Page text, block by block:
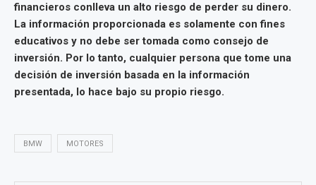
financieros conlleva un alto riesgo de perder su dinero.
La información proporcionada es solamente con fines
educativos y no debe ser tomada como consejo de
inversión. Por lo tanto, cualquier persona que tome una
decisión de inversión basada en la información
presentada, lo hace bajo su propio riesgo.
BMW MOTORES